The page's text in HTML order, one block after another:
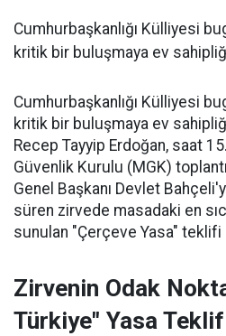
Cumhurbaşkanlığı Külliyesi
kritik bir buluşmaya ev
Cumhurbaşkanlığı Külliyesi
kritik bir buluşmaya ev
Recep Tayyip Erdoğan, saat
Güvenlik Kurulu (MGK)
Genel Başkanı Devlet
süren zirvede masadaki en
sunulan "Çerçeve Yasa" teklifi
Zirvenin Odak
Türkiye" Yasa